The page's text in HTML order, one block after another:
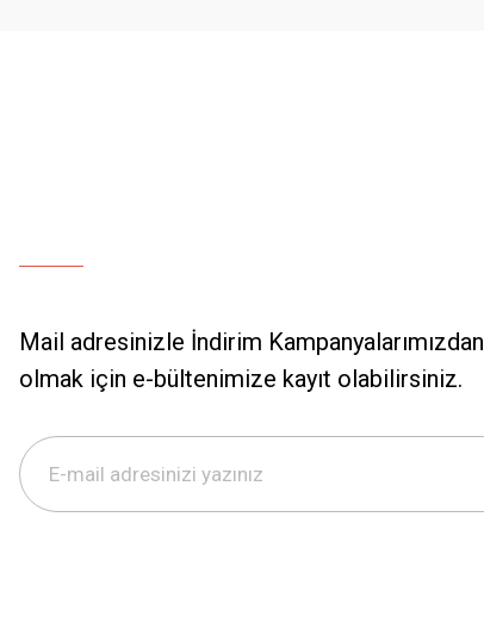
Mail adresinizle İndirim
olmak için e-bültenimize kayıt olabilirsiniz.